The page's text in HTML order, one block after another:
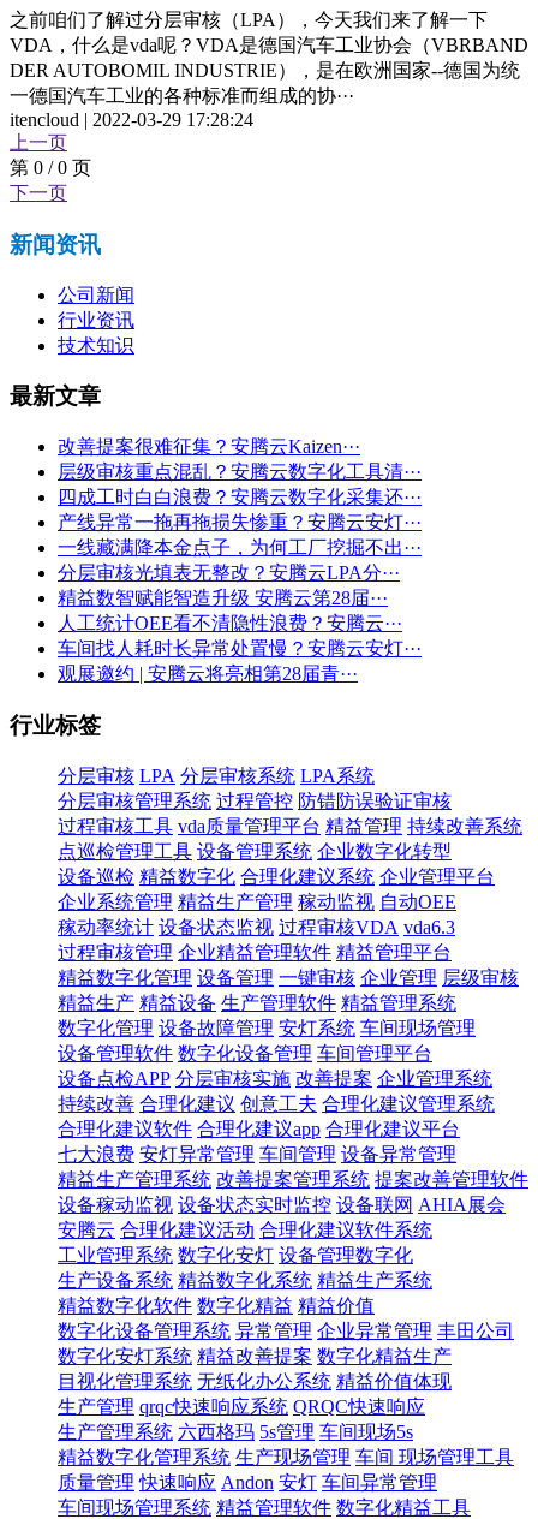
之前咱们了解过分层审核（LPA），今天我们来了解一下
VDA，什么是vda呢？VDA是德国汽车工业协会（VBRBAND
DER AUTOBOMIL INDUSTRIE），是在欧洲国家--德国为统
一德国汽车工业的各种标准而组成的协···
itencloud | 2022-03-29 17:28:24
上一页
第 0 / 0 页
下一页
新闻资讯
公司新闻
行业资讯
技术知识
最新文章
改善提案很难征集？安腾云Kaizen···
层级审核重点混乱？安腾云数字化工具清···
四成工时白白浪费？安腾云数字化采集还···
产线异常一拖再拖损失惨重？安腾云安灯···
一线藏满降本金点子，为何工厂挖掘不出···
分层审核光填表无整改？安腾云LPA分···
精益数智赋能智造升级 安腾云第28届···
人工统计OEE看不清隐性浪费？安腾云···
车间找人耗时长异常处置慢？安腾云安灯···
观展邀约 | 安腾云将亮相第28届青···
行业标签
分层审核 LPA 分层审核系统 LPA系统
分层审核管理系统 过程管控 防错防误验证审核
过程审核工具 vda质量管理平台 精益管理 持续改善系统
点巡检管理工具 设备管理系统 企业数字化转型
设备巡检 精益数字化 合理化建议系统 企业管理平台
企业系统管理 精益生产管理 稼动监视 自动OEE
稼动率统计 设备状态监视 过程审核VDA vda6.3
过程审核管理 企业精益管理软件 精益管理平台
精益数字化管理 设备管理 一键审核 企业管理 层级审核
精益生产 精益设备 生产管理软件 精益管理系统
数字化管理 设备故障管理 安灯系统 车间现场管理
设备管理软件 数字化设备管理 车间管理平台
设备点检APP 分层审核实施 改善提案 企业管理系统
持续改善 合理化建议 创意工夫 合理化建议管理系统
合理化建议软件 合理化建议app 合理化建议平台
七大浪费 安灯异常管理 车间管理 设备异常管理
精益生产管理系统 改善提案管理系统 提案改善管理软件
设备稼动监视 设备状态实时监控 设备联网 AHIA展会
安腾云 合理化建议活动 合理化建议软件系统
工业管理系统 数字化安灯 设备管理数字化
生产设备系统 精益数字化系统 精益生产系统
精益数字化软件 数字化精益 精益价值
数字化设备管理系统 异常管理 企业异常管理 丰田公司
数字化安灯系统 精益改善提案 数字化精益生产
目视化管理系统 无纸化办公系统 精益价值体现
生产管理 qrqc快速响应系统 QRQC快速响应
生产管理系统 六西格玛 5s管理 车间现场5s
精益数字化管理系统 生产现场管理 车间 现场管理工具
质量管理 快速响应 Andon 安灯 车间异常管理
车间现场管理系统 精益管理软件 数字化精益工具